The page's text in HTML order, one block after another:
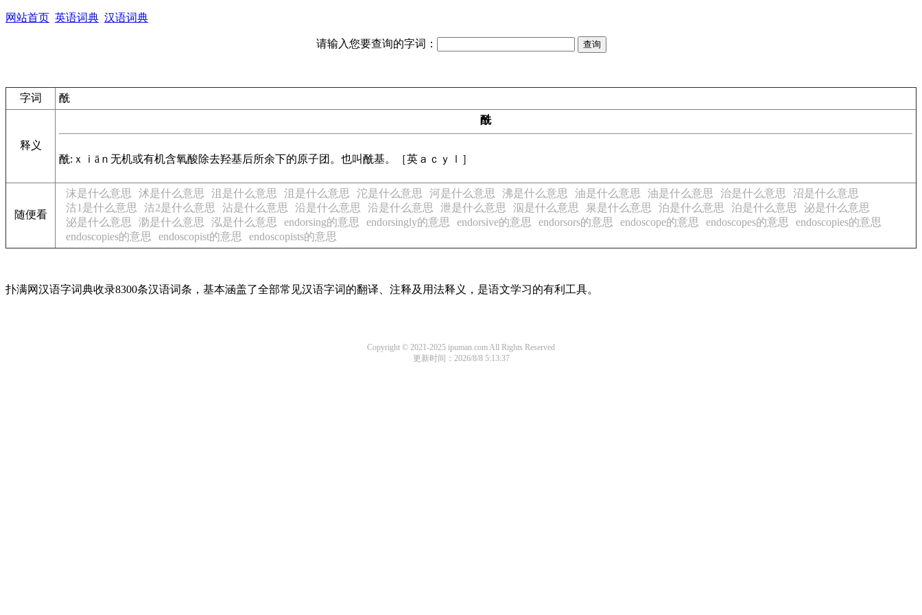
网站首页 英语词典 汉语词典
请输入您要查询的字词：
字词 酰
释义
酰
酰:ｘｉāｎ无机或有机含氧酸除去羟基后所余下的原子团。也叫酰基。［英ａｃｙｌ］
随便看
沫是什么意思 沭是什么意思 沮是什么意思 沮是什么意思 沱是什么意思 河是什么意思 沸是什么意思 油是什么意思 油是什么意思 治是什么意思
沼是什么意思
沽1是什么意思
沽2是什么意思 沾是什么意思 沿是什么意思 沿是什么意思 泄是什么意思 泅是什么意思 泉是什么意思 泊是什么意思 泊是什么意思
泌是什么意思
泌是什么意思
泐是什么意思 泓是什么意思 endorsing的意思 endorsingly的意思 endorsive的意思 endorsors的意思 endoscope的意思 endoscopes的意思
endoscopies的意思
endoscopies的意思
endoscopist的意思 endoscopists的意思
扑满网汉语字词典收录8300条汉语词条，基本涵盖了全部常见汉语字词的翻译、注释及用法释义，是语文学习的有利工具。
Copyright © 2021-2025 ipuman.com All Rights Reserved
更新时间：2026/8/8 5:13:37